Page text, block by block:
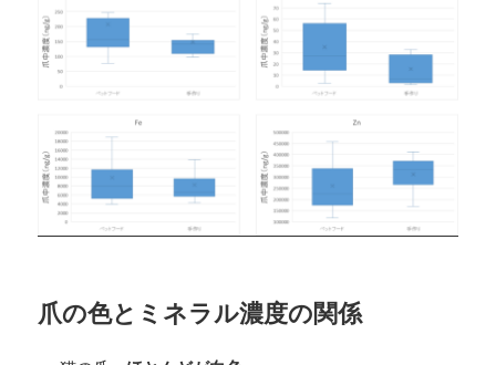
爪の色とミネラル濃度の関係